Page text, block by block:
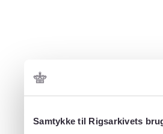
Samtykke til Rigsarkivets